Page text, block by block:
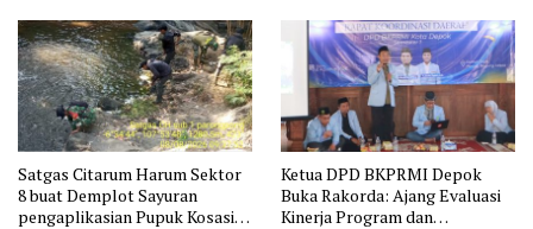
Satgas Citarum Harum Sektor
8 buat Demplot Sayuran
pengaplikasian Pupuk Kosasih
Ketua DPD BKPRMI Depok
Buka Rakorda: Ajang Evaluasi
Kinerja Program dan